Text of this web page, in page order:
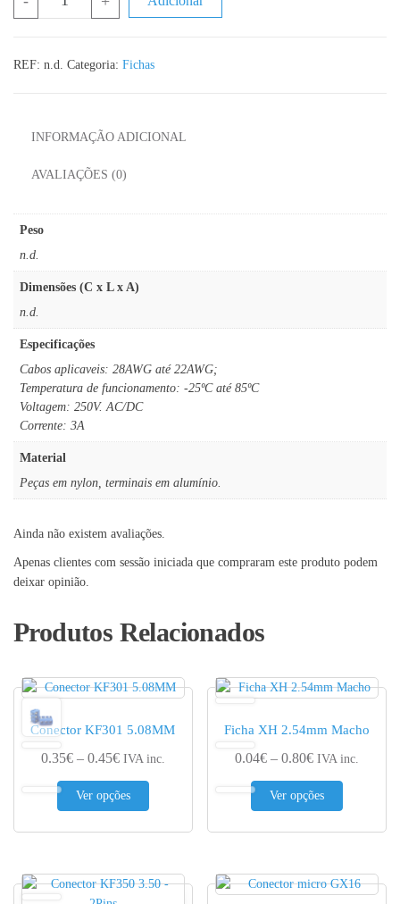
REF: n.d. Categoria: Fichas
INFORMAÇÃO ADICIONAL
AVALIAÇÕES (0)
Peso
n.d.
Dimensões (C x L x A)
n.d.
Especificações
Cabos aplicaveis: 28AWG até 22AWG;
Temperatura de funcionamento: -25ºC até 85ºC
Voltagem: 250V. AC/DC
Corrente: 3A
Material
Peças em nylon, terminais em alumínio.
Ainda não existem avaliações.
Apenas clientes com sessão iniciada que compraram este produto podem
deixar opinião.
Produtos Relacionados
Conector KF301 5.08MM
0.35€ – 0.45€Price range: 0.35€ through 0.45€
IVA inc.
Ver opções
This product has multiple variants. The options
Ficha XH 2.54mm Macho
0.04€ – 0.80€Price range:
IVA inc.
Ver opções
This